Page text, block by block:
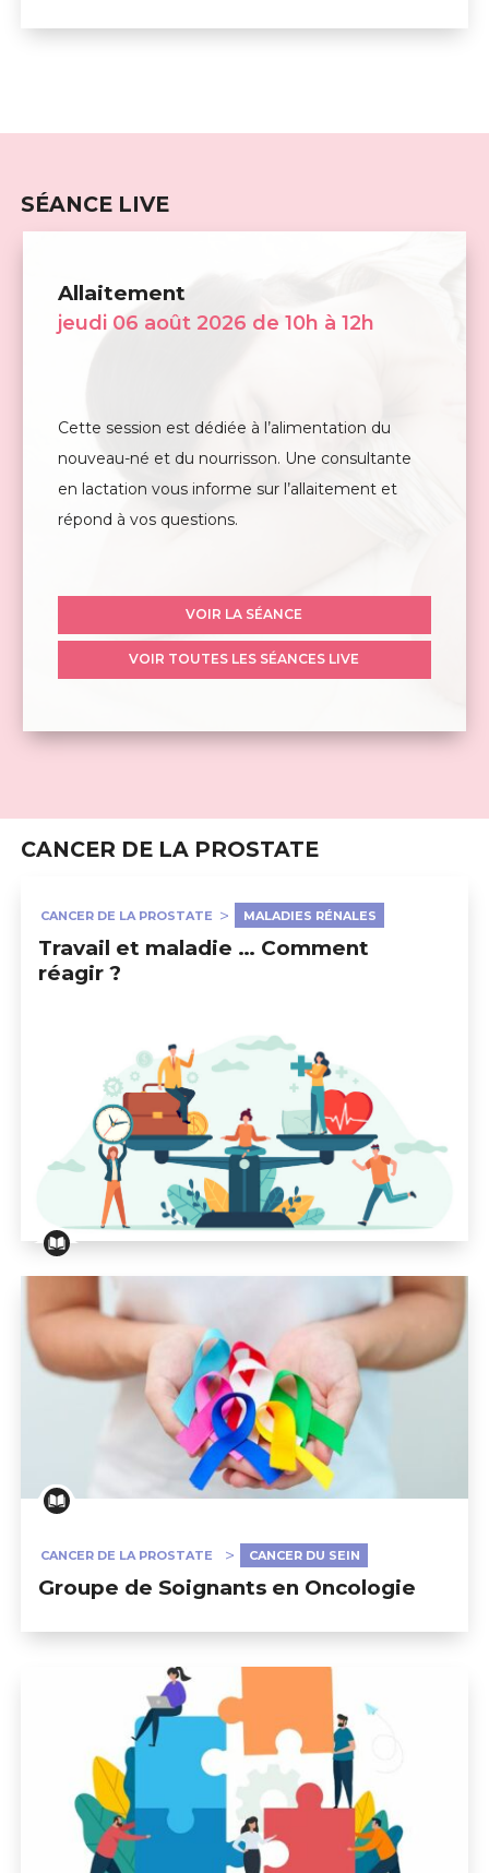
SÉANCE LIVE
Allaitement
jeudi 06 août 2026 de 10h à 12h
Cette session est dédiée à l’alimentation du
nouveau-né et du nourrisson. Une consultante
en lactation vous informe sur l’allaitement et
répond à vos questions.
VOIR LA SÉANCE
VOIR TOUTES LES SÉANCES LIVE
CANCER DE LA PROSTATE
CANCER DE LA PROSTATE MALADIES RÉNALES
Travail et maladie … Comment
réagir ?
Travail et maladie … Comment réagir ?
CANCER DE LA PROSTATE CANCER DU SEIN
Groupe de Soignants en Oncologie